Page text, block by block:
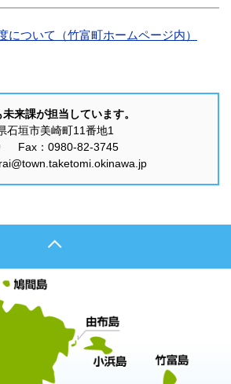
について（竹富町ホームページ内）
来課が担当しています。
垣市美崎町11番地1
Fax：0980-82-3745